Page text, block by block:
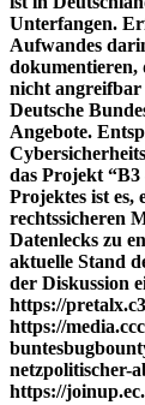
Unterfangen.
Aufwandes
dokumentieren,
nicht angreifbar
Deutsche
Angebote.
das Projekt “B3
Projektes ist es,
rechtssicheren
Datenlecks zu
aktuelle Stand
der Diskussion
https://
https://
netzpolitischer-
https://